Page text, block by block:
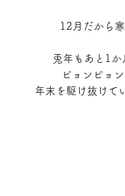
12月だから
兎年もあと1か
ピョンピョ
年末を駆け抜けて